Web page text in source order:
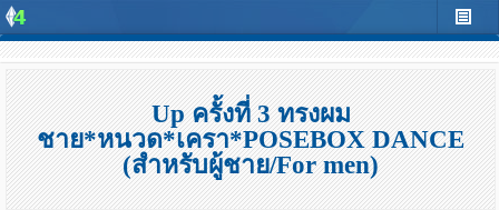
Up ครั้งที่ 3 ทรงผม
ชาย*หนวด*เครา*POSEBOX DANCE
(สำหรับผู้ชาย/For men)